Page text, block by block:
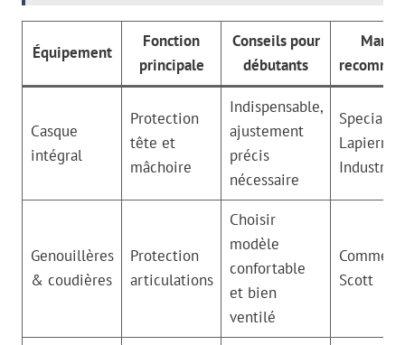
Équipement
Fonction
principale
Conseils pour
débutants
Casque
intégral
Protection
tête et
mâchoire
Indispensable,
ajustement
précis
nécessaire
Lapierre,
Industries
Genouillères
& coudières
Protection
articulations
Choisir
modèle
confortable
et bien
ventilé
Scott